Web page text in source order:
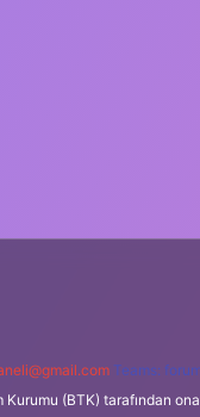
Teams:
(BTK) tarafından